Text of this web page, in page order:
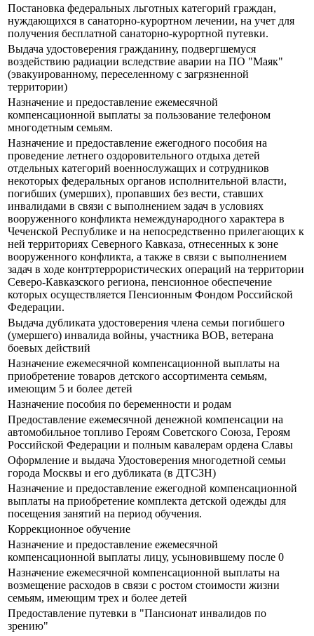
Постановка федеральных льготных категорий граждан,
нуждающихся в санаторно-курортном лечении, на учет для
получения бесплатной санаторно-курортной путевки.
Выдача удостоверения гражданину, подвергшемуся
воздействию радиации вследствие аварии на ПО "Маяк"
(эвакуированному, переселенному с загрязненной
территории)
Назначение и предоставление ежемесячной
компенсационной выплаты за пользование телефоном
многодетным семьям.
Назначение и предоставление ежегодного пособия на
проведение летнего оздоровительного отдыха детей
отдельных категорий военнослужащих и сотрудников
некоторых федеральных органов исполнительной власти,
погибших (умерших), пропавших без вести, ставших
инвалидами в связи с выполнением задач в условиях
вооруженного конфликта немеждународного характера в
Чеченской Республике и на непосредственно прилегающих к
ней территориях Северного Кавказа, отнесенных к зоне
вооруженного конфликта, а также в связи с выполнением
задач в ходе контртеррористических операций на территории
Северо-Кавказского региона, пенсионное обеспечение
которых осуществляется Пенсионным Фондом Российской
Федерации.
Выдача дубликата удостоверения члена семьи погибшего
(умершего) инвалида войны, участника ВОВ, ветерана
боевых действий
Назначение ежемесячной компенсационной выплаты на
приобретение товаров детского ассортимента семьям,
имеющим 5 и более детей
Назначение пособия по беременности и родам
Предоставление ежемесячной денежной компенсации на
автомобильное топливо Героям Советского Союза, Героям
Российской Федерации и полным кавалерам ордена Славы
Оформление и выдача Удостоверения многодетной семьи
города Москвы и его дубликата (в ДТСЗН)
Назначение и предоставление ежегодной компенсационной
выплаты на приобретение комплекта детской одежды для
посещения занятий на период обучения.
Коррекционное обучение
Назначение и предоставление ежемесячной
компенсационной выплаты лицу, усыновившему после 0
Назначение ежемесячной компенсационной выплаты на
возмещение расходов в связи с ростом стоимости жизни
семьям, имеющим трех и более детей
Предоставление путевки в "Пансионат инвалидов по
зрению"